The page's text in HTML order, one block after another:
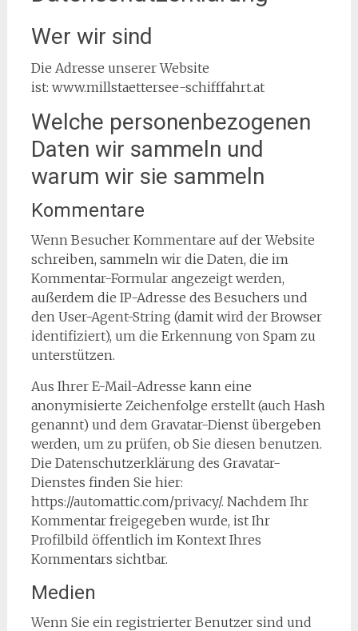
Wer wir sind
Die Adresse unserer Website
ist: www.millstaettersee-schifffahrt.at
Welche personenbezogenen
Daten wir sammeln und
warum wir sie sammeln
Kommentare
Wenn Besucher Kommentare auf der Website
schreiben, sammeln wir die Daten, die im
Kommentar-Formular angezeigt werden,
außerdem die IP-Adresse des Besuchers und
den User-Agent-String (damit wird der Browser
identifiziert), um die Erkennung von Spam zu
unterstützen.
Aus Ihrer E-Mail-Adresse kann eine
anonymisierte Zeichenfolge erstellt (auch Hash
genannt) und dem Gravatar-Dienst übergeben
werden, um zu prüfen, ob Sie diesen benutzen.
Die Datenschutzerklärung des Gravatar-
Dienstes finden Sie hier:
https://automattic.com/privacy/. Nachdem Ihr
Kommentar freigegeben wurde, ist Ihr
Profilbild öffentlich im Kontext Ihres
Kommentars sichtbar.
Medien
Wenn Sie ein registrierter Benutzer sind und